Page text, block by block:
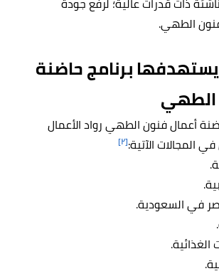
الطهي.
برنامج حاضنة
الطهي
أعمال فنون الطهي رواد الأعمال
المجالات الآتية:[٢]
في السعودية.